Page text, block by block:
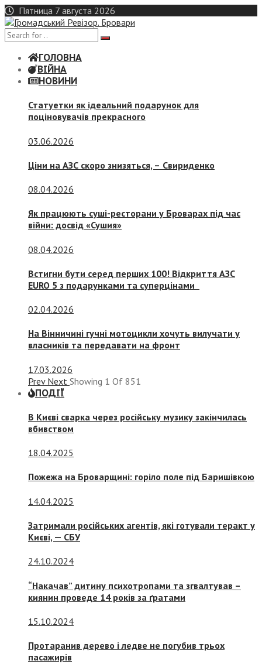
Skip
to
content
Пятница 7 августа 2026
ГОЛОВНА
ВІЙНА
НОВИНИ
Статуетки як ідеальний подарунок для
поціновувачів прекрасного
03.06.2026
Ціни на АЗС скоро знизяться, – Свириденко
08.04.2026
Як працюють суші-ресторани у Броварах під час
війни: досвід «Сушия»
08.04.2026
Встигни бути серед перших 100! Відкриття АЗС
EURO 5 з подарунками та суперцінами
02.04.2026
На Вінничині гучні мотоцикли хочуть вилучати у
власників та передавати на фронт
17.03.2026
Prev Next Showing 1 Of 851
ПОДІЇ
В Києві сварка через російську музику закінчилась
вбивством
18.04.2025
Пожежа на Броварщині: горіло поле під Баришівкою
14.04.2025
Затримали російських агентів, які готували теракт у
Києві, — СБУ
24.10.2024
“Накачав” дитину психотропами та згвалтував –
киянин проведе 14 років за ґратами
15.10.2024
Протаранив дерево і ледве не погубив трьох
пасажирів